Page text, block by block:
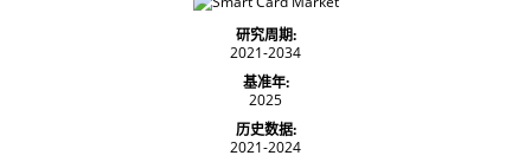
研究周期:
2021-2034
基准年:
2025
历史数据:
2021-2024